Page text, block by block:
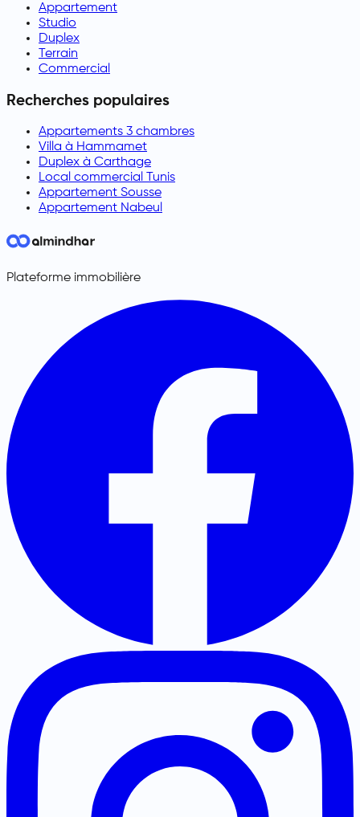
Appartement
Studio
Duplex
Terrain
Commercial
Recherches populaires
Appartements 3 chambres
Villa à Hammamet
Duplex à Carthage
Local commercial Tunis
Appartement Sousse
Appartement Nabeul
Plateforme immobilière